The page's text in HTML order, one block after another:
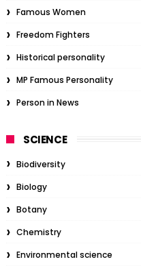
Famous Women
Freedom Fighters
Historical personality
MP Famous Personality
Person in News
SCIENCE
Biodiversity
Biology
Botany
Chemistry
Environmental science